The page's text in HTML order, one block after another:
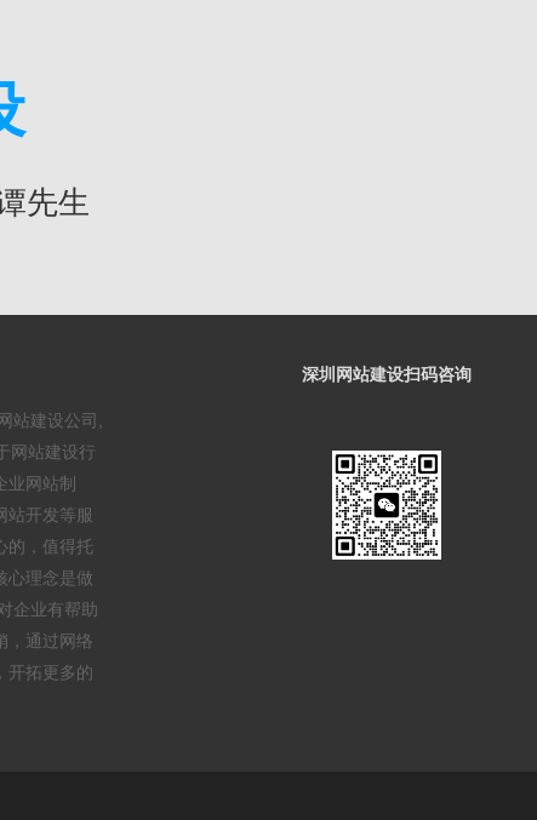
先生
站建设公司,
网站建设行
业网站制
站开发等服
的，值得托
心理念是做
企业有帮助
，通过网络
开拓更多的
深圳网站建设扫码咨询